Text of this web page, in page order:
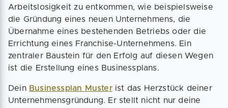
Arbeitslosigkeit zu entkommen, wie beispielsweise
die Gründung eines neuen Unternehmens, die
Übernahme eines bestehenden Betriebs oder die
Errichtung eines Franchise-Unternehmens. Ein
zentraler Baustein für den Erfolg auf diesen Wegen
ist die Erstellung eines Businessplans.
Dein Businessplan Musterist das Herzstück deiner
Unternehmensgründung. Er stellt nicht nur deine